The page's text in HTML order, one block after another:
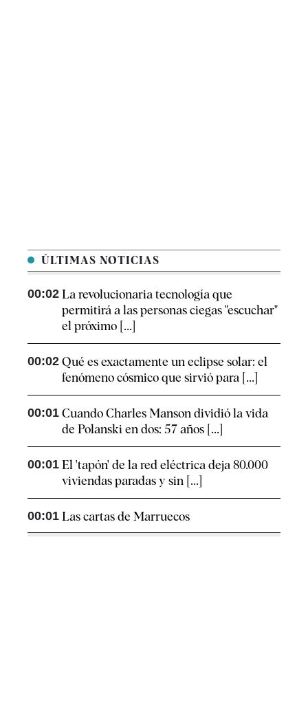
ÚLTIMAS NOTICIAS
00:02 La revolucionaria tecnología que
permitirá a las personas ciegas "escuchar"
el próximo [...]
00:02 Qué es exactamente un eclipse solar: el
fenómeno cósmico que sirvió para [...]
00:01 Cuando Charles Manson dividió la vida
de Polanski en dos: 57 años [...]
00:01 El 'tapón' de la red eléctrica deja 80.000
viviendas paradas y sin [...]
00:01 Las cartas de Marruecos